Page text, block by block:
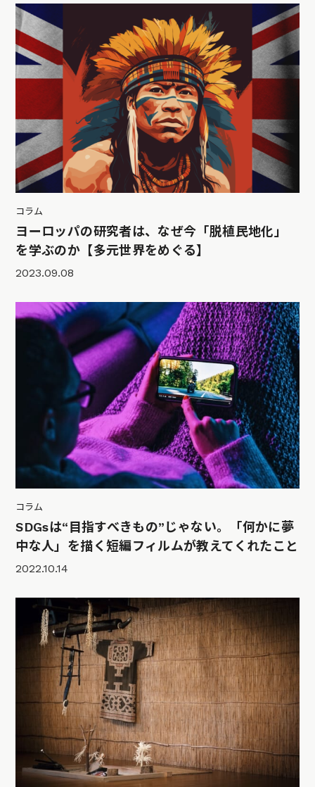
コラム
ヨーロッパの研究者は、なぜ今「脱植民地化」
を学ぶのか【多元世界をめぐる】
2023.09.08
コラム
SDGsは“目指すべきもの”じゃない。「何かに夢
中な人」を描く短編フィルムが教えてくれたこと
2022.10.14